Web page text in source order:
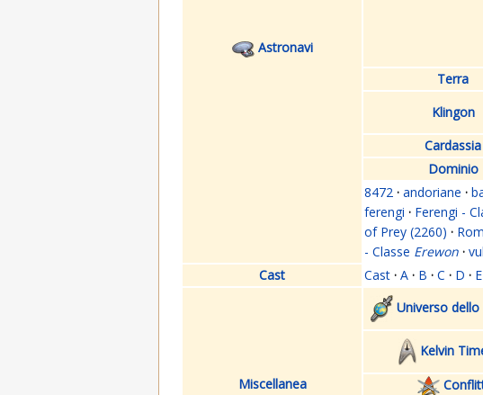
Astronavi
Terra
Klingon
Cardassia
Dominio
8472 · andoriane ·
ferengi · Ferengi -
of Prey (2260) ·
- Classe Erewon ·
Cast
Cast · A · B · C · D · E
Miscellanea
Universo dello
Kelvin